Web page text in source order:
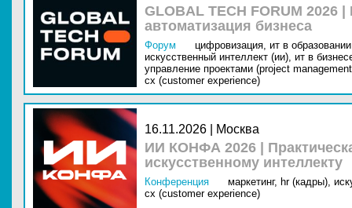
GLOBAL TECH FORUM
автоматизация бизнеса
Форум цифровизация, ит в
искусственный интеллект (ии), ит в
управление проектами (project
cx (customer experience)
16.11.2026 | Москва
ИИ КОНФА 2026 |
искусственному интеллекту
Конференция маркетинг, hr (кадры),
cx (customer experience)